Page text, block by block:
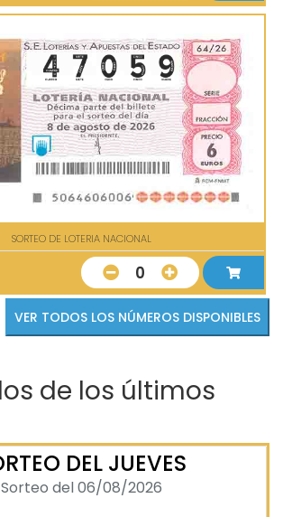
SORTEO DE LOTERIA NACIONAL
0
VER TODOS LOS NÚMEROS DISPONIBLES
de los últimos
DEL JUEVES
Sorteo del 06/08/2026